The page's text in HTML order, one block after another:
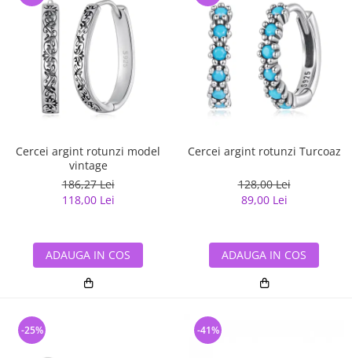
Cercei argint rotunzi model
vintage
186,27 Lei
118,00 Lei
ADAUGA IN COS
Cercei argint rotunzi Turcoaz
128,00 Lei
89,00 Lei
ADAUGA IN COS
-25% -41%